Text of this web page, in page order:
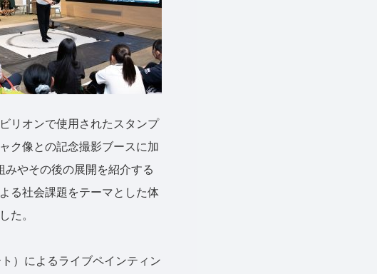
リオンで使用されたスタンプ
ク像との記念撮影ブースに加
やその後の展開を紹介する
る社会課題をテーマとした体
た。
）によるライブペインティン